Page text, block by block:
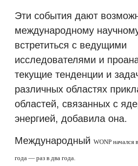
Эти события дают
международному
встретиться с ведущими
исследователями и
текущие тенденции и
различных областях
областей, связанных с
энергией, добавила она.
Международный WONP начался
года — раз в два года.